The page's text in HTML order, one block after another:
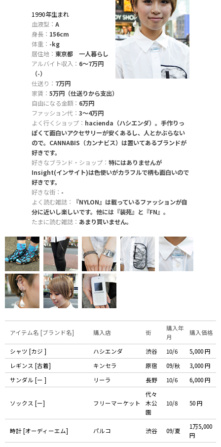
1990年生まれ
血液型： A
身長： 156cm
体重： -kg
居住地： 東京都 一人暮らし
アルバイト収入： 6〜7万円
（-）
仕送り： 7万円
家賃： 5万円（仕送りから支出）
自由になる金額： 6万円
ファッション代： 3〜4万円
よく行くショップ： hacienda（ハシエンダ）。手作りっ
ぽくて面白いアクセサリーが安くあるし、人とかぶらない
ので。CANNABIS（カンナビス）は置いてあるブランドが
好きです。
好きなブランド・ショップ： 特にはありませんが
Insight(インサイト)は色使いがカラフルで柄も面白いので
好きです。
好きな街： -
よく読む雑誌：
『NYLON』は載っているファッションが自
分に近いし楽しいです。他には『装苑』と『FN』。
たまに読む雑誌： あまり買いません。
アイテム名 [ブランド名] 購入店 街
購入年
月
購入価格
シャツ [カジ ] ハシエンダ 渋谷 10/6
5,000 円
レギンス [古着]
キンセラ 原宿 09/秋
3,000 円
サンダル [ー ]
リーラ 長野 10/6 6,000 円
ソックス [ー] フリーマーケット
代々
木公
園
10/8 50 円
時計 [オーディーエム] パルコ 渋谷 09/夏
1万5,000
円